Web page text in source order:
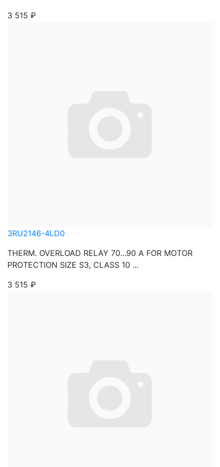
3 515 ₽
3RU2146-4LD0
THERM. OVERLOAD RELAY 70...90 A FOR MOTOR
PROTECTION SIZE S3, CLASS 10 ...
3 515 ₽